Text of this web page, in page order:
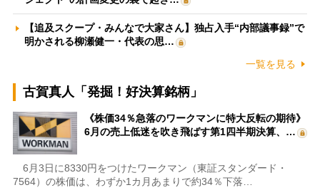
【追及スクープ・みんなで大家さん】独占入手“内部議事録”で
明かされる柳瀬健一・代表の思…
一覧を見る
古賀真人「発掘！好決算銘柄」
《株価34％急落のワークマンに特大反転の期待》
6月の売上低迷を吹き飛ばす第1四半期決算、…
6月3日に8330円をつけたワークマン（東証スタンダード・
7564）の株価は、わずか1カ月あまりで約34％下落…